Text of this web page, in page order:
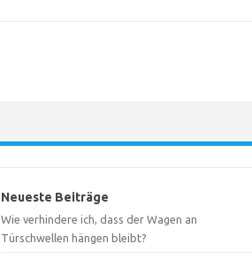
Neueste Beiträge
Wie verhindere ich, dass der Wagen an
Türschwellen hängen bleibt?